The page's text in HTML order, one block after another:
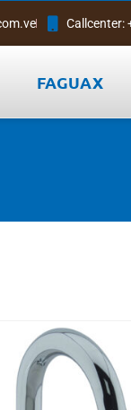
Callcenter:
FAGUAX